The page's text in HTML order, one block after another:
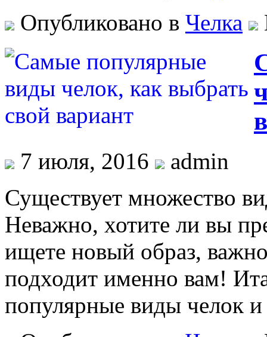
Опубликовано в Челка
7 июля, 2016
admin
Существует множество
Неважно, хотите ли вы
ищете новый образ,
подходит именно вам!
популярные виды челок